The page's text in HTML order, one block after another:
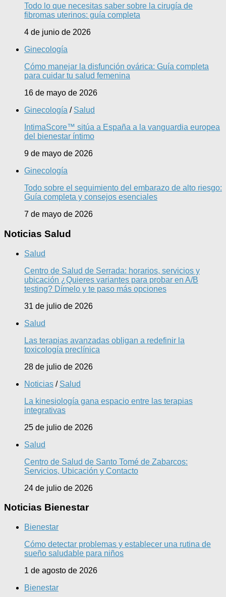
Todo lo que necesitas saber sobre la cirugía de
fibromas uterinos: guía completa
4 de junio de 2026
Ginecología
Cómo manejar la disfunción ovárica: Guía completa
para cuidar tu salud femenina
16 de mayo de 2026
Ginecología / Salud
IntimaScore™ sitúa a España a la vanguardia europea
del bienestar íntimo
9 de mayo de 2026
Ginecología
Todo sobre el seguimiento del embarazo de alto riesgo:
Guía completa y consejos esenciales
7 de mayo de 2026
Noticias Salud
Salud
Centro de Salud de Serrada: horarios, servicios y
ubicación ¿Quieres variantes para probar en A/B
testing? Dímelo y te paso más opciones
31 de julio de 2026
Salud
Las terapias avanzadas obligan a redefinir la
toxicología preclínica
28 de julio de 2026
Noticias / Salud
La kinesiología gana espacio entre las terapias
integrativas
25 de julio de 2026
Salud
Centro de Salud de Santo Tomé de Zabarcos:
Servicios, Ubicación y Contacto
24 de julio de 2026
Noticias Bienestar
Bienestar
Cómo detectar problemas y establecer una rutina de
sueño saludable para niños
1 de agosto de 2026
Bienestar